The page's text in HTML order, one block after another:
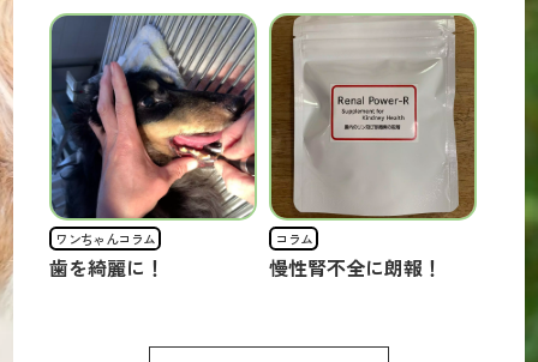
ワンちゃんコラム
歯を綺麗に！
コラム
慢性腎不全に朗報！